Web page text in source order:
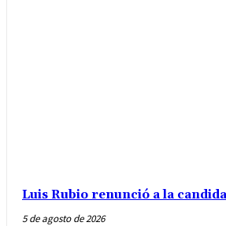
Luis Rubio renunció a la
5 de agosto de 2026